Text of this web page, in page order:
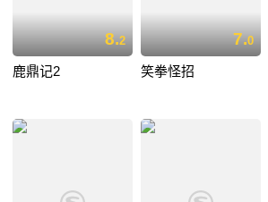
8.2
鹿鼎记2
7.0
笑拳怪招